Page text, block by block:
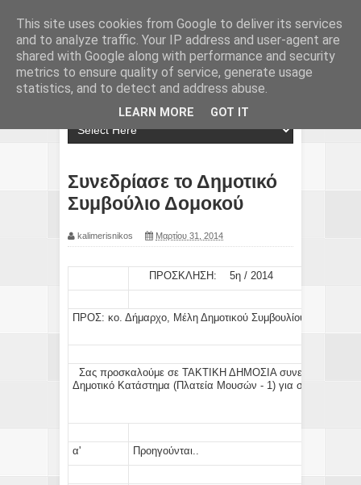
Συνεδρίασε το Δημοτικό
Συμβούλιο Δομοκού
kalimerisnikos Μαρτίου 31, 2014
ΠΡΟΣΚΛΗΣΗ: 5η / 2014
ΠΡΟΣ: κο. Δήμαρχο Μέλη Δημοτικού Συμβουλίου,
Σας προσκαλούμε σε ΤΑΚΤΙΚΗ ΔΗΜΟΣΙΑ συνεδρίαση την:
Δημοτικό Κατάστημα (Πλατεία Μουσών - 1) για συζήτηση
α' Προηγούνται..
This site uses cookies from Google to deliver its services
and to analyze traffic. Your IP address and user-agent are
shared with Google along with performance and security
metrics to ensure quality of service, generate usage
statistics, and to detect and address abuse.
LEARN MORE GOT IT